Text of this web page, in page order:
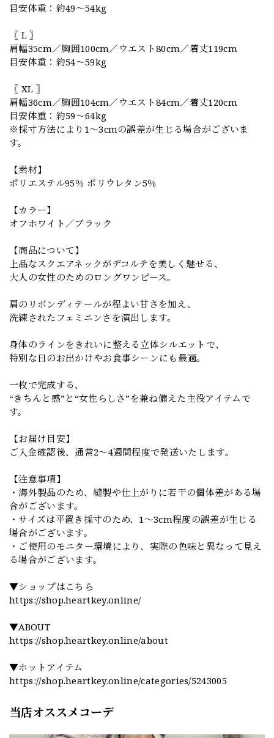
目安体重：約49〜54kg
〖 L 〗
肩幅35cm／胸囲100cm／ウエスト80cm／着丈119cm
目安体重：約54〜59kg
〖 XL 〗
肩幅36cm／胸囲104cm／ウエスト84cm／着丈120cm
目安体重：約59〜64kg
※採寸方法により1〜3cmの誤差が生じる場合がございま
す。
【素材】
ポリエステル95％ ポリウレタン5％
【カラー】
オフホワイト／ブラック
【商品について】
上品なスクエアネックがデコルテを美しく魅せる、
大人の女性のためのロングワンピース。
肩のリボンディテールが程よい甘さを加え、
洗練されたフェミニンさを演出します。
身体のラインをきれいに整える立体シルエットで、
特別な日のお出かけやお食事シーンにも最適。
一枚で完成する、
“きちんと感”と“女性らしさ”を兼ね備えた主役アイテムで
す。
【お届け目安】
ご入金確認後、通常2〜4週間程度で発送いたします。
【注意事項】
・海外製品のため、縫製や仕上がりに若干の個体差がある場
合がございます。
・サイズは平置き採寸のため、1〜3cm程度の誤差が生じる
場合がございます。
・ご使用のモニター環境により、実際の色味と異なって見え
る場合がございます。
▼ショップはこちら
https://shop.heartkey.online/
▼ABOUT
https://shop.heartkey.online/about
▼ホットアイテム
https://shop.heartkey.online/categories/5243005
当店オススメコーデ